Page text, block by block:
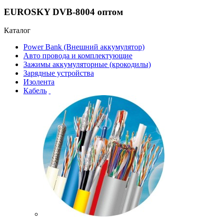
EUROSKY DVB-8004 оптом
Каталог
Power Bank (Внешний аккумулятор)
Авто провода и комплектующие
Зажимы аккумуляторные (крокодилы)
Зарядные устройства
Изолента
Кабель